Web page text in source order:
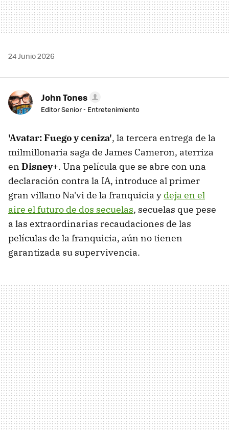
24 Junio 2026
John Tones
Editor Senior - Entretenimiento
'Avatar: Fuego y ceniza', la tercera entrega de la
milmillonaria saga de James Cameron, aterriza
en Disney+. Una película que se abre con una
declaración contra la IA, introduce al primer
gran villano Na'vi de la franquicia y deja en el
aire el futuro de dos secuelas, secuelas que pese
a las extraordinarias recaudaciones de las
películas de la franquicia, aún no tienen
garantizada su supervivencia.